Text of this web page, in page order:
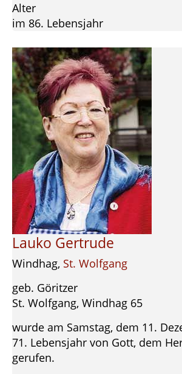
Alter
im 86. Lebensjahr
Lauko Gertrude
Windhag, St. Wolfgang
geb. Göritzer
St. Wolfgang, Windhag 65
wurde am Samstag, dem 11.
71. Lebensjahr von Gott, dem
gerufen.